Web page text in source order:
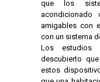
que los
amigables con
con un sistema
Los estudios
descubierto
estos